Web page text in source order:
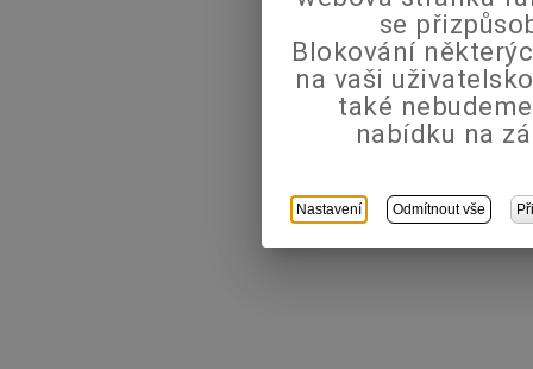
se
Blokování
na vaši
také
nabídku na
Nastavení Odmítnout vše